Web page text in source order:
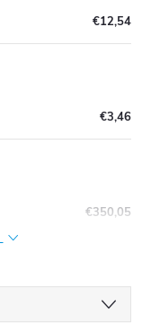
€12,54
€3,46
€350,05